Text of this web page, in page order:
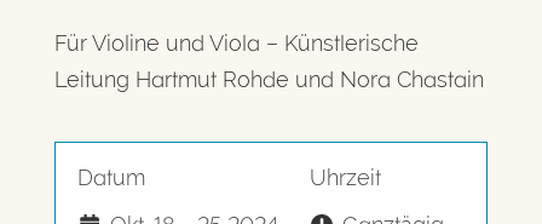
Für Violine und Viola – Künstlerische
Leitung Hartmut Rohde und Nora Chastain
Datum
Uhrzeit